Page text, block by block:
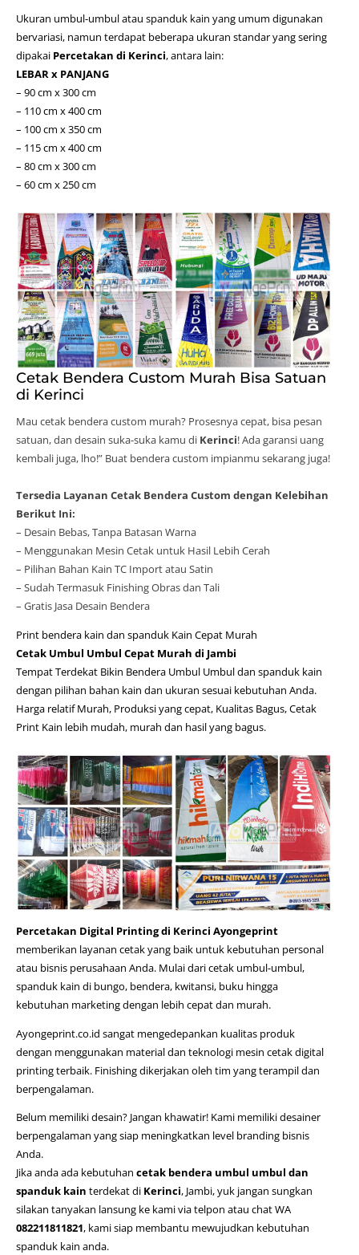
Ukuran umbul-umbul atau spanduk kain yang umum digunakan
bervariasi, namun terdapat beberapa ukuran standar yang sering
dipakai Percetakan di Kerinci, antara lain:
LEBAR x PANJANG
– 90 cm x 300 cm
– 110 cm x 400 cm
– 100 cm x 350 cm
– 115 cm x 400 cm
– 80 cm x 300 cm
– 60 cm x 250 cm
Cetak Bendera Custom Murah Bisa Satuan
di Kerinci
Mau cetak bendera custom murah? Prosesnya cepat, bisa pesan
satuan, dan desain suka-suka kamu di Kerinci! Ada garansi uang
kembali juga, lho!” Buat bendera custom impianmu sekarang juga!
Tersedia Layanan Cetak Bendera Custom dengan Kelebihan
Berikut Ini:
– Desain Bebas, Tanpa Batasan Warna
– Menggunakan Mesin Cetak untuk Hasil Lebih Cerah
– Pilihan Bahan Kain TC Import atau Satin
– Sudah Termasuk Finishing Obras dan Tali
– Gratis Jasa Desain Bendera
Print bendera kain dan spanduk Kain Cepat Murah
Cetak Umbul Umbul Cepat Murah di Jambi
Tempat Terdekat Bikin Bendera Umbul Umbul dan spanduk kain
dengan pilihan bahan kain dan ukuran sesuai kebutuhan Anda.
Harga relatif Murah, Produksi yang cepat, Kualitas Bagus, Cetak
Print Kain lebih mudah, murah dan hasil yang bagus.
Percetakan Digital Printing di Kerinci Ayongeprint
memberikan layanan cetak yang baik untuk kebutuhan personal
atau bisnis perusahaan Anda. Mulai dari cetak umbul-umbul,
spanduk kain di bungo, bendera, kwitansi, buku hingga
kebutuhan marketing dengan lebih cepat dan murah.
Ayongeprint.co.id sangat mengedepankan kualitas produk
dengan menggunakan material dan teknologi mesin cetak digital
printing terbaik. Finishing dikerjakan oleh tim yang terampil dan
berpengalaman.
Belum memiliki desain? Jangan khawatir! Kami memiliki desainer
berpengalaman yang siap meningkatkan level branding bisnis
Anda.
Jika anda ada kebutuhan cetak bendera umbul umbul dan
spanduk kain terdekat di Kerinci, Jambi, yuk jangan sungkan
silakan tanyakan lansung ke kami via telpon atau chat WA
082211811821, kami siap membantu mewujudkan kebutuhan
spanduk kain anda.